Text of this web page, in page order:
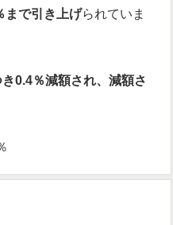
まで引き上げられていま
0.4％減額され、減額さ